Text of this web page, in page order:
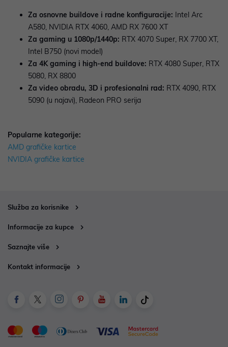
Za osnovne buildove i radne konfiguracije: Intel Arc
A580, NVIDIA RTX 4060, AMD RX 7600 XT
Za gaming u 1080p/1440p: RTX 4070 Super, RX 7700 XT,
Intel B750 (novi model)
Za 4K gaming i high-end buildove: RTX 4080 Super, RTX
5080, RX 8800
Za video obradu, 3D i profesionalni rad: RTX 4090, RTX
5090 (u najavi), Radeon PRO serija
Popularne kategorije:
AMD grafičke kartice
NVIDIA grafičke kartice
Služba za korisnike
Informacije za kupce
Saznajte više
Kontakt informacije